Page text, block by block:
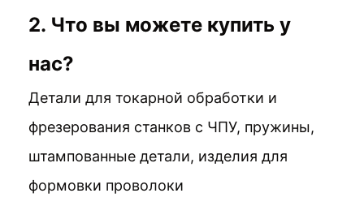
2. Что вы можете купить у
нас?
Детали для токарной обработки и
фрезерования станков с ЧПУ, пружины,
штампованные детали, изделия для
формовки проволоки